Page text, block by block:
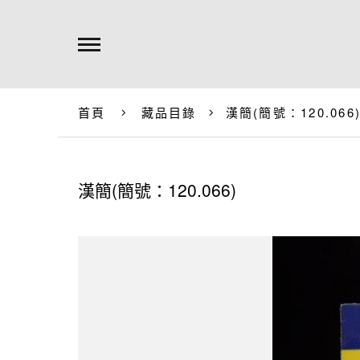
首頁 藏品目錄 漢簡(簡號：120.066)
漢簡(簡號：120.066)